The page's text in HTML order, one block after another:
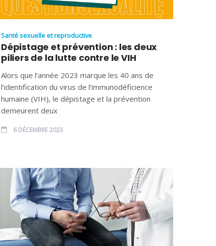
Santé sexuelle et reproductive
Dépistage et prévention : les deux
piliers de la lutte contre le VIH
Alors que l’année 2023 marque les 40 ans de
l’identification du virus de l’immunodéficience
humaine (VIH), le dépistage et la prévention
demeurent deux
6 DÉCEMBRE 2023